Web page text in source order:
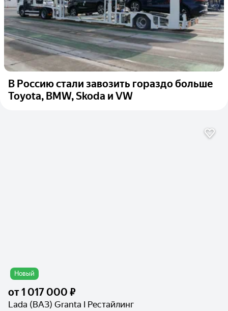
В Россию стали завозить гораздо больше
Toyota, BMW, Skoda и VW
Новый
от1 017 000 ₽
Lada (ВАЗ) Granta I Рестайлинг